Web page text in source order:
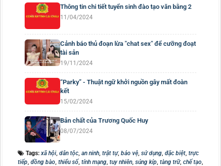
Thông tin chi tiết tuyển sinh đào tạo văn bằng 2
11/04/2024
Cảnh báo thủ đoạn lừa "chat sex" để cưỡng đoạt
tài sản
19/11/2024
“Parky” - Thuật ngữ khởi nguồn gây mất đoàn
kết
15/02/2024
Bản chất của Trương Quốc Huy
08/07/2024
Tags: xã hội dân tộc an ninh trật tự, bảo vệ sử dụng đặc biệt trực
tiếp đồng bào thiểu số tính mạng tuy nhiên súng kíp tàng trữ, chế tạo